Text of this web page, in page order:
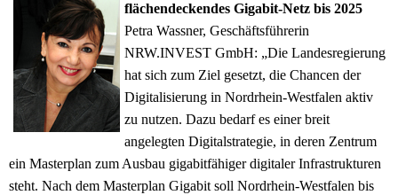
flächendeckendes Gigabit-Netz bis 2025
Petra Wassner, Geschäftsführerin
NRW.INVEST GmbH: „Die Landesregierung
hat sich zum Ziel gesetzt, die Chancen der
Digitalisierung in Nordrhein-Westfalen aktiv
zu nutzen. Dazu bedarf es einer breit
angelegten Digitalstrategie, in deren Zentrum
ein Masterplan zum Ausbau gigabitfähiger digitaler Infrastrukturen
steht. Nach dem Masterplan Gigabit soll Nordrhein-Westfalen bis